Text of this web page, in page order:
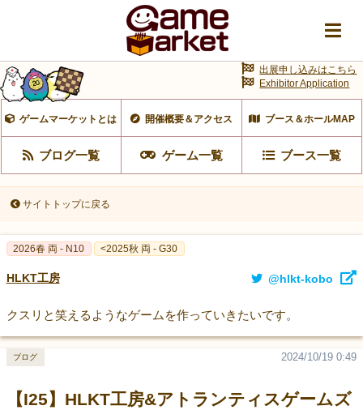
ゲームマーケットとは 開催概要＆アクセス ブース＆ホールMAP
ブログ一覧 ゲーム一覧 ブース一覧
出展申し込みはこちら
Exhibitor Application
サイトトップに戻る
2026春 両 - N10 <2025秋 両 - G30
HLKT工房 @hlkt-kobo
クスリと笑えるようなゲームを作っていきたいです。
【I25】HLKT工房&アトランティスゲームズ
2024/10/19 0:49
ブログ